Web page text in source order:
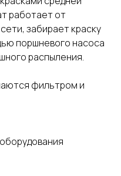
работает от
забирает краску
поршневого насоса
распыления.
фильтром и